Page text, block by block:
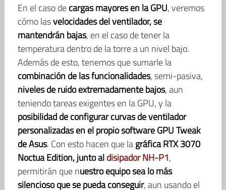
En el caso decargas mayores en la GPU, veremos
cómo lasvelocidades del ventilador, se
mantendrán bajas, en el caso de tener la
temperatura dentro de la torre a un nivel bajo.
Además de esto, tenemos que sumarle la
combinación de las funcionalidades, semi-pasiva,
niveles de ruido extremadamente bajos, aun
teniendo tareas exigentes en la GPU, y la
posibilidad de configurar curvas de ventilador
personalizadas en el propio software GPU Tweak
de Asus. Con esto hacen que lagráfica RTX 3070
Noctua Edition, junto aldisipador NH-P1,
permitirán que nuestro equipo sea lo más
silencioso que se pueda conseguir, aun usando el